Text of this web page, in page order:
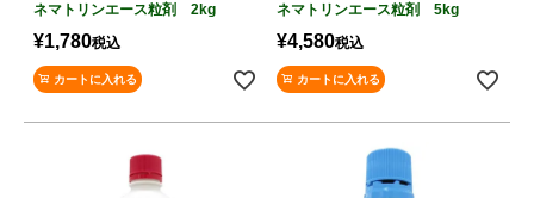
ネマトリンエース粒剤 2kg
¥1,780税込
カートに入れる
ネマトリンエース粒剤 5kg
¥4,580税込
カートに入れる